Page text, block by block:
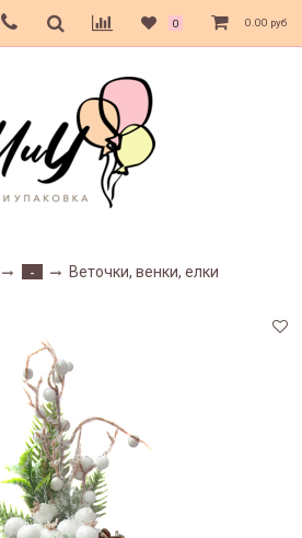
0 0.00 руб
- Веточки, венки, елки